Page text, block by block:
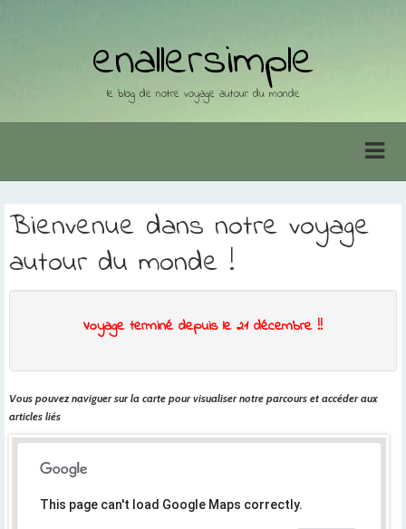
enallersimple
le blog de notre voyage autour du monde
Bienvenue dans notre voyage
autour du monde !
Voyage terminé depuis le 21 décembre !!
Vous pouvez naviguer sur la carte pour visualiser notre parcours et accéder aux
articles liés
This page can't load Google Maps correctly.